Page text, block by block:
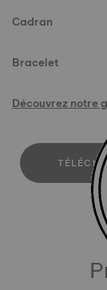
Cadran
Bracelet
Découvrez notre